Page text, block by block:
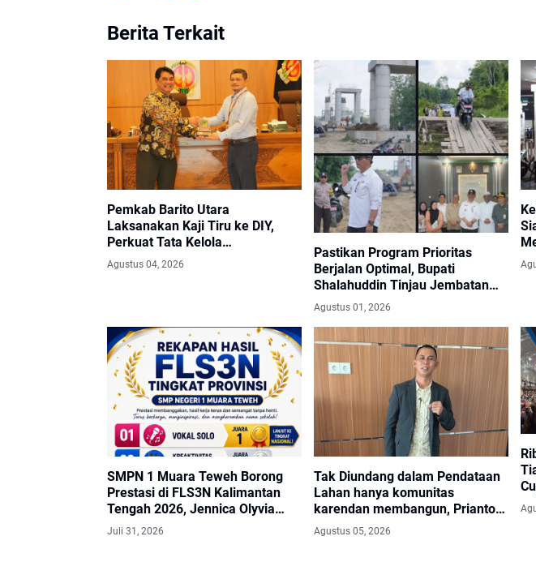
Berita Terkait
Pemkab Barito Utara
Laksanakan Kaji Tiru ke DIY,
Perkuat Tata Kelola
Pemerintahan dan Pelayanan
Publik
Agustus 04, 2026
Pastikan Program Prioritas
Berjalan Optimal, Bupati
Shalahuddin Tinjau Jembatan
Sikan–Tumpung Laung dan
Salurkan Modul SIP PINTAR
Agustus 01, 2026
SMPN 1 Muara Teweh Borong
Prestasi di FLS3N Kalimantan
Tengah 2026, Jennica Olyvia
Melaju ke Final Nasional
Juli 31, 2026
Tak Diundang dalam Pendataan
Lahan hanya komunitas
karendan membangun, Prianto
meminta penehat hukum
Layangkan Somasi dan Siapkan
Agustus 05, 2026